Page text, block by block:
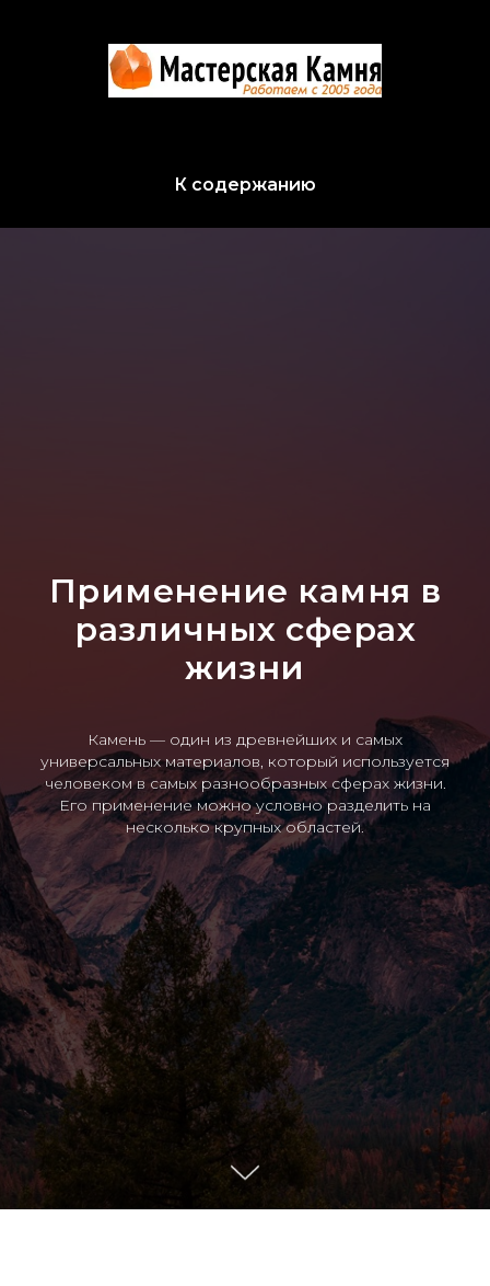
К содержанию
Применение камня в
различных сферах
жизни
Камень — один из древнейших и самых
универсальных материалов, который используется
человеком в самых разнообразных сферах жизни.
Его применение можно условно разделить на
несколько крупных областей.